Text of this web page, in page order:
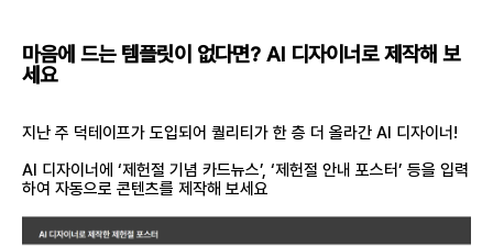
마음에 드는 템플릿이 없다면? AI 디자이너로 제작해 보
세요
지난 주 덕테이프가 도입되어 퀄리티가 한 층 더 올라간 AI 디자이너!
AI 디자이너에 ‘제헌절 기념 카드뉴스’, ‘제헌절 안내 포스터’ 등을 입력
하여 자동으로 콘텐츠를 제작해 보세요